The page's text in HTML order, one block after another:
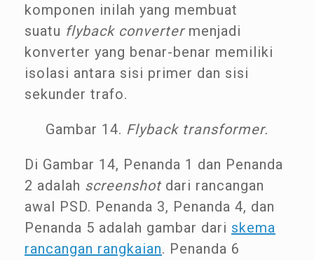
komponen inilah yang membuat
suatu flyback convertermenjadi
konverter yang benar-benar memiliki
isolasi antara sisi primer dan sisi
sekunder trafo.
Gambar 14. Flyback transformer.
Di Gambar 14, Penanda 1 dan Penanda
2 adalah screenshot dari rancangan
awal PSD. Penanda 3, Penanda 4, dan
Penanda 5 adalah gambar dari skema
rancangan rangkaian. Penanda 6